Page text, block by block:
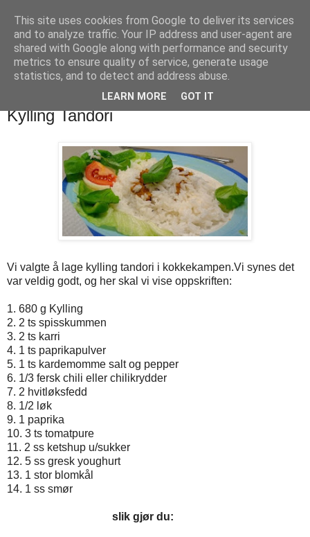
Digg Næring
Matblogg for Digg Læring - 6.trinn Knappskog skule
Kylling Tandori
Vi valgte å lage kylling tandori i kokkekampen.Vi synes det
var veldig godt, og her skal vi vise oppskriften:
1. 680 g Kylling
2. 2 ts spisskummen
3. 2 ts karri
4. 1 ts paprikapulver
5. 1 ts kardemomme salt og pepper
6. 1/3 fersk chili eller chilikrydder
7. 2 hvitløksfedd
8. 1/2 løk
9. 1 paprika
10. 3 ts tomatpure
11. 2 ss ketshup u/sukker
12. 5 ss gresk youghurt
13. 1 stor blomkål
14. 1 ss smør
slik gjør du:
This site uses cookies from Google to deliver its services
and to analyze traffic. Your IP address and user-agent are
shared with Google along with performance and security
metrics to ensure quality of service, generate usage
statistics, and to detect and address abuse.
LEARN MORE GOT IT